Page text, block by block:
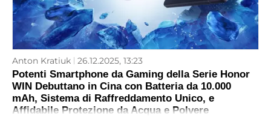
Anton Kratiuk 26.12.2025, 13:23
Potenti Smartphone da Gaming della Serie Honor
WIN Debuttano in Cina con Batteria da 10.000
mAh, Sistema di Raffreddamento Unico, e
Affidabile Protezione da Acqua e Polvere